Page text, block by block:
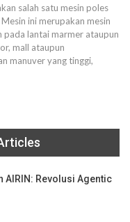
salah satu mesin poles
ini merupakan mesin
pada lantai marmer ataupun
mall ataupun
manuver yang tinggi,
AIRIN: Revolusi Agentic